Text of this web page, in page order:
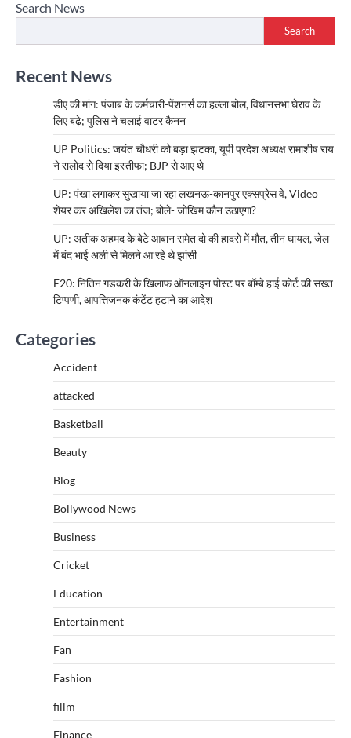
Search News
Search
Recent News
डीए की मांग: पंजाब के कर्मचारी-पेंशनर्स का हल्ला बोल, विधानसभा घेराव के
लिए बढ़े; पुलिस ने चलाई वाटर कैनन
UP Politics: जयंत चौधरी को बड़ा झटका, यूपी प्रदेश अध्यक्ष रामाशीष राय
ने रालोद से दिया इस्तीफा; BJP से आए थे
UP: पंखा लगाकर सुखाया जा रहा लखनऊ-कानपुर एक्सप्रेस वे, Video
शेयर कर अखिलेश का तंज; बोले- जोखिम कौन उठाएगा?
UP: अतीक अहमद के बेटे आबान समेत दो की हादसे में मौत, तीन घायल, जेल
में बंद भाई अली से मिलने आ रहे थे झांसी
E20: नितिन गडकरी के खिलाफ ऑनलाइन पोस्ट पर बॉम्बे हाई कोर्ट की सख्त
टिप्पणी, आपत्तिजनक कंटेंट हटाने का आदेश
Categories
Accident
attacked
Basketball
Beauty
Blog
Bollywood News
Business
Cricket
Education
Entertainment
Fan
Fashion
fillm
Finance